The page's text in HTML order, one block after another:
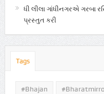
ધી લીલા ગાંધીનગરએ ગરબા
પ્રસ્તુત કરી
Tags
#Bhajan